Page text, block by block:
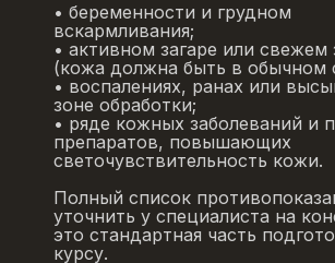
• беременности и грудном
вскармливания;
• активном загаре или свежем
(кожа должна быть в обычном
• воспалениях, ранах или
зоне обработки;
• ряде кожных заболеваний и
препаратов, повышающих
светочувствительность кожи.
Полный список
уточнить у специалиста на
это стандартная часть
курсу.